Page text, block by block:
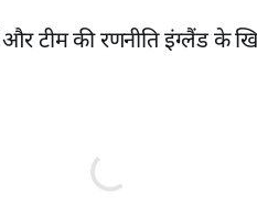
टीम की रणनीति इंग्लैंड के